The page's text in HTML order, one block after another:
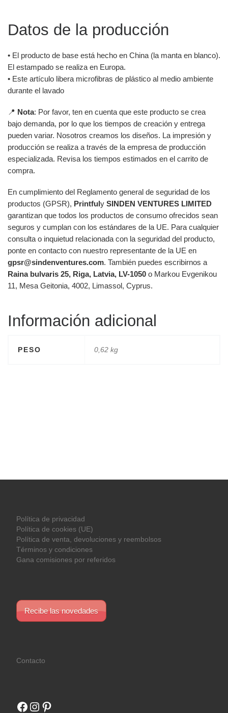
Datos de la producción
• El producto de base está hecho en China (la manta en blanco).
El estampado se realiza en Europa.
• Este artículo libera microfibras de plástico al medio ambiente
durante el lavado
📍 Nota: Por favor, ten en cuenta que este producto se crea
bajo demanda, por lo que los tiempos de creación y entrega
pueden variar. Nosotros creamos los diseños. La impresión y
producción se realiza a través de la empresa de producción
especializada. Revisa los tiempos estimados en el carrito de
compra.
En cumplimiento del Reglamento general de seguridad de los
productos (GPSR), Printfuly SINDEN VENTURES LIMITED
garantizan que todos los productos de consumo ofrecidos sean
seguros y cumplan con los estándares de la UE. Para cualquier
consulta o inquietud relacionada con la seguridad del producto,
ponte en contacto con nuestro representante de la UE en
gpsr@sindenventures.com. También puedes escribirnos a
Raina bulvaris 25, Riga, Latvia, LV-1050 o Markou Evgenikou
11, Mesa Geitonia, 4002, Limassol, Cyprus.
Información adicional
PESO 0,62 kg
Política de privacidad
Política de cookies (UE)
Política de venta, devoluciones y reembolsos
Términos y condiciones
Gana comisiones por referidos
Recibe las novedades
Contacto
Facebook
Instagram
Pinterest